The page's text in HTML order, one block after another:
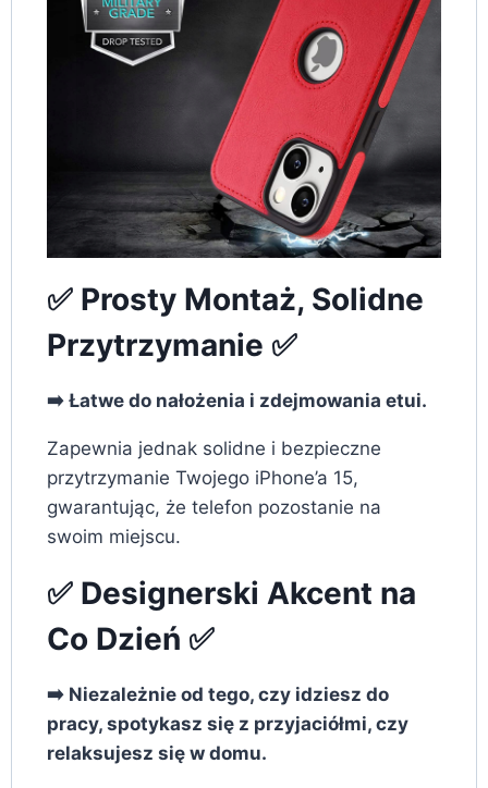
✅ Prosty Montaż, Solidne
Przytrzymanie ✅
➡️ Łatwe do nałożenia i zdejmowania etui.
Zapewnia jednak solidne i bezpieczne
przytrzymanie Twojego iPhone’a 15,
gwarantując, że telefon pozostanie na
swoim miejscu.
✅ Designerski Akcent na
Co Dzień ✅
➡️ Niezależnie od tego, czy idziesz do
pracy, spotykasz się z przyjaciółmi, czy
relaksujesz się w domu.